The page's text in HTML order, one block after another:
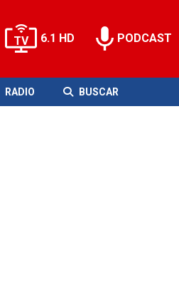
6.1 HD PODCAST
RADIO BUSCAR